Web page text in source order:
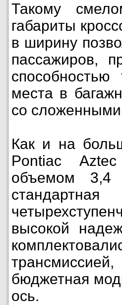
Такому
габариты
в ширину
пассажиров,
места в
со
Как и на
Pontiac
объемом 3,4
высокой
бюджетная
ось.